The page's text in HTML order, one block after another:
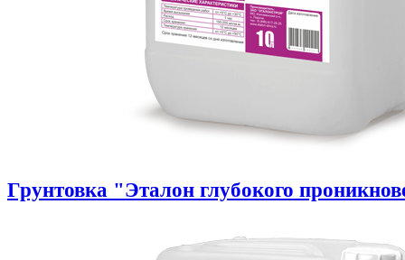
Грунтовка "Эталон глубокого